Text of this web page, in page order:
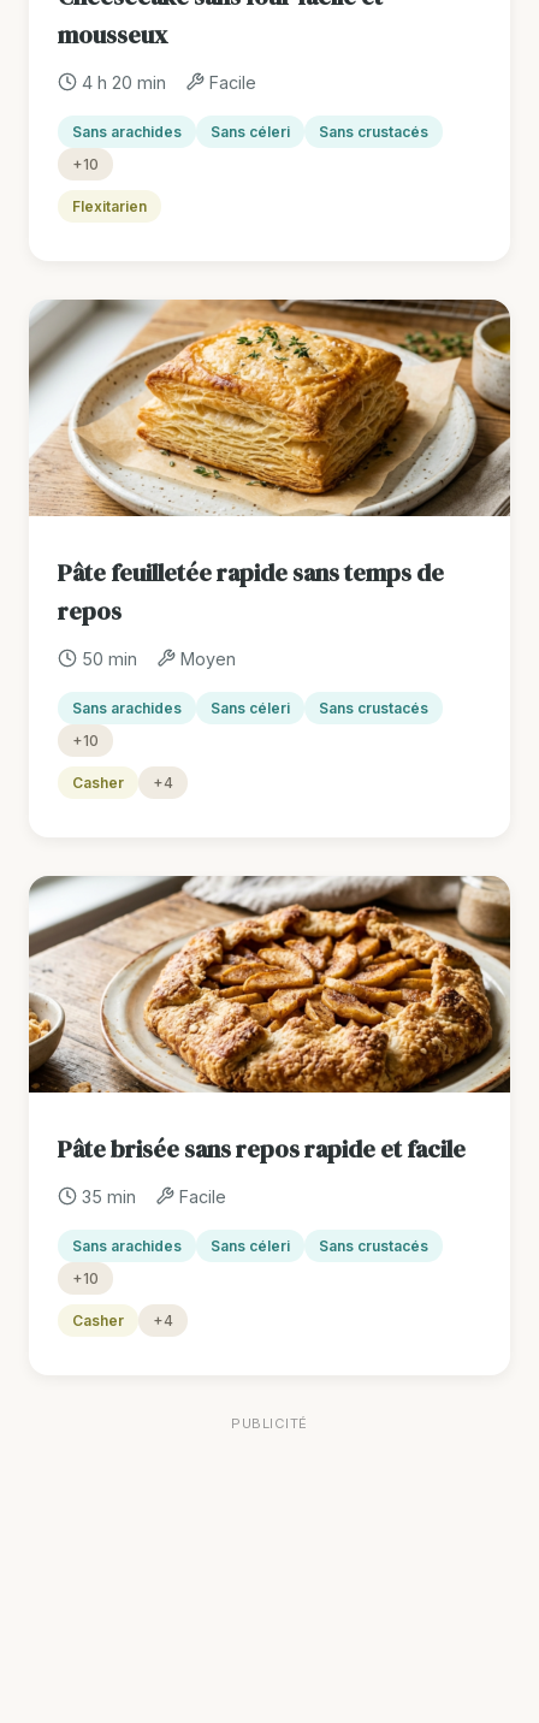
mousseux
4 h 20 min Facile
Sans arachides Sans céleri
Sans crustacés
+10
Flexitarien
Pâte feuilletée rapide sans temps de
repos
50 min Moyen
Sans arachides Sans céleri
Sans crustacés
+10
Casher +4
Pâte brisée sans repos rapide et facile
35 min Facile
Sans arachides Sans céleri
Sans crustacés
+10
Casher +4
PUBLICITÉ